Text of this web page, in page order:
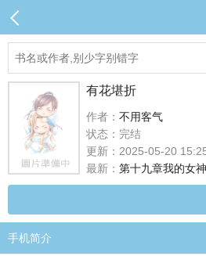
有花堪折
作者： 不用客气
状态：完结
更新：2025-05-20
最新： 第十九章我的女
手机简介